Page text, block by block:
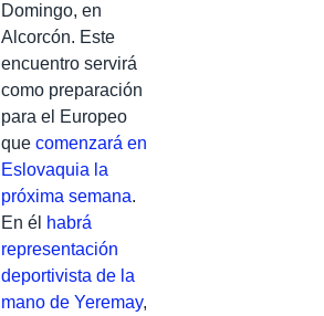
Domingo, en
Alcorcón. Este
encuentro servirá
como preparación
para el Europeo
que comenzará en
Eslovaquia la
próxima semana.
En él habrá
representación
deportivista de la
mano de Yeremay,